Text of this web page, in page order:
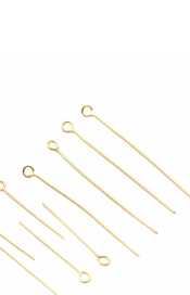
en
la
página
de
producto